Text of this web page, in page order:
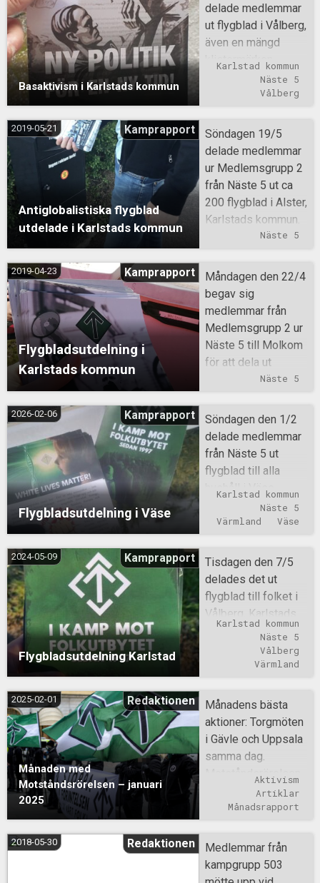
Basaktivism i Karlstads kommun
delade medlemmar
ut flygblad i Vålberg,
även en mängd
klistermärken
sattes upp i
Karlstad kommun
Näste 5
Vålberg
Antiglobalistiska flygblad
utdelade i Karlstads kommun
2019-05-21 Kamprapport
Söndagen 19/5
delade medlemmar
ur Medlemsgrupp 2
från Näste 5 ut ca
200 flygblad i Alster,
Karlstads kommun.
Näste 5
Flygbladsutdelning i
Karlstads kommun
2019-04-23 Kamprapport
Måndagen den 22/4
begav sig
medlemmar från
Medlemsgrupp 2 ur
Näste 5 till Molkom
för att dela ut
flygblad till husen i
hushåll fick
propaganda.
Näste 5
Flygbladsutdelning i Väse
2026-02-06 Kamprapport
Söndagen den 1/2
delade medlemmar
från Näste 5 ut
flygblad till alla
hushåll i Väse,
Karlstads kommun.
Det sattes även upp
Karlstad kommun
Näste 5
Värmland
Väse
Flygbladsutdelning Karlstad
2024-05-09 Kamprapport
Tisdagen den 7/5
delades det ut
flygblad till folket i
Vålberg, Karlstads
kommun.
Karlstad kommun
Näste 5
Vålberg
Värmland
Månaden med
Motståndsrörelsen – januari
2025
2025-02-01 Redaktionen
Månadens bästa
aktioner: Torgmöten
i Gävle och Uppsala
samma dag.
Motståndsrörelsen
deltog på konferens
i Tyskland. En
skogsvandring i
Näste 7. Månadens
”shoutout”:
Aktivism
Artiklar
Månadsrapport
2018-05-30 Redaktionen
Medlemmar från
kampgrupp 503